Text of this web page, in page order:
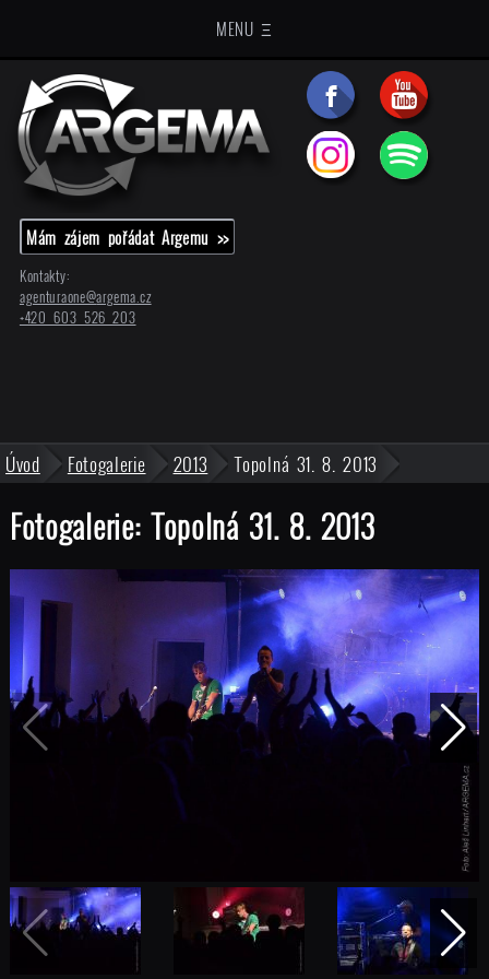
MENU Ξ
Mám zájem pořádat Argemu >>
Kontakty:
agenturaone@argema.cz
+420 603 526 203
Úvod Fotogalerie 2013 Topolná 31. 8. 2013
Fotogalerie: Topolná 31. 8. 2013